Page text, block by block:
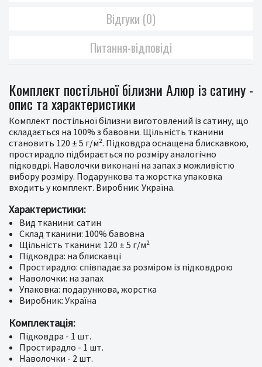
Відгуки (0)
Питання-відповіді
Комплект постільної білизни Алюр із сатину -
опис та характеристики
Комплект постільної білизни виготовлений із сатину, що
складається на 100% з бавовни. Щільність тканини
становить 120 ± 5 г/м². Підковдра оснащена блискавкою,
простирадло підбирається по розміру аналогічно
підковдрі. Наволочки виконані на запах з можливістю
вибору розміру. Подарункова та жорстка упаковка
входить у комплект. Виробник: Україна.
Характеристики:
Вид тканини: сатин
Склад тканини: 100% бавовна
Щільність тканини: 120 ± 5 г/м²
Підковдра: на блискавці
Простирадло: співпадає за розміром із підковдрою
Наволочки: на запах
Упаковка: подарункова, жорстка
Виробник: Україна
Комплектація:
Підковдра - 1 шт.
Простирадло - 1 шт.
Наволочки - 2 шт.